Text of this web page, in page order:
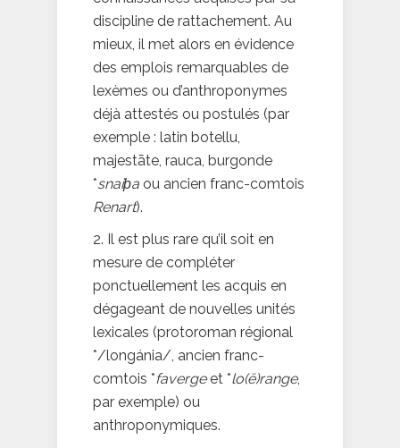
discipline de rattachement. Au
mieux, il met alors en évidence
des emplois remarquables de
lexèmes ou d’anthroponymes
déjà attestés ou postulés (par
exemple : latin botellu,
majestāte, rauca, burgonde
*snaiϸa ou ancien franc-comtois
Renart).
2. Il est plus rare qu’il soit en
mesure de compléter
ponctuellement les acquis en
dégageant de nouvelles unités
lexicales (protoroman régional
*/longánia/, ancien franc-
comtois *favergeet *lo(ë)range,
par exemple) ou
anthroponymiques.